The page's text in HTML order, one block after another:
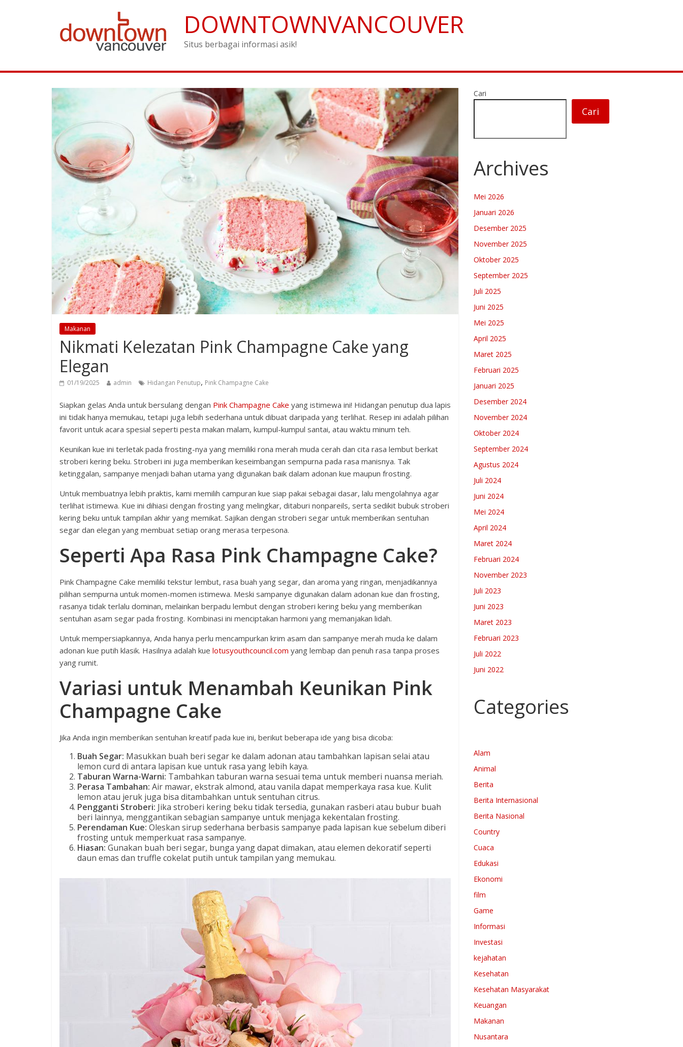
DOWNTOWNVANCOUVER
Situs berbagai informasi asik!
Makanan
Nikmati Kelezatan Pink Champagne Cake yang
Elegan
01/19/2025 admin Hidangan Penutup, Pink Champagne Cake
Siapkan gelas Anda untuk bersulang dengan Pink Champagne Cake yang istimewa ini! Hidangan penutup dua lapis
ini tidak hanya memukau, tetapi juga lebih sederhana untuk dibuat daripada yang terlihat. Resep ini adalah pilihan
favorit untuk acara spesial seperti pesta makan malam, kumpul-kumpul santai, atau waktu minum teh.
Keunikan kue ini terletak pada frosting-nya yang memiliki rona merah muda cerah dan cita rasa lembut berkat
stroberi kering beku. Stroberi ini juga memberikan keseimbangan sempurna pada rasa manisnya. Tak
ketinggalan, sampanye menjadi bahan utama yang digunakan baik dalam adonan kue maupun frosting.
Untuk membuatnya lebih praktis, kami memilih campuran kue siap pakai sebagai dasar, lalu mengolahnya agar
terlihat istimewa. Kue ini dihiasi dengan frosting yang melingkar, ditaburi nonpareils, serta sedikit bubuk stroberi
kering beku untuk tampilan akhir yang memikat. Sajikan dengan stroberi segar untuk memberikan sentuhan
segar dan elegan yang membuat setiap orang merasa terpesona.
Seperti Apa Rasa Pink Champagne Cake?
Pink Champagne Cake memiliki tekstur lembut, rasa buah yang segar, dan aroma yang ringan, menjadikannya
pilihan sempurna untuk momen-momen istimewa. Meski sampanye digunakan dalam adonan kue dan frosting,
rasanya tidak terlalu dominan, melainkan berpadu lembut dengan stroberi kering beku yang memberikan
sentuhan asam segar pada frosting. Kombinasi ini menciptakan harmoni yang memanjakan lidah.
Untuk mempersiapkannya, Anda hanya perlu mencampurkan krim asam dan sampanye merah muda ke dalam
adonan kue putih klasik. Hasilnya adalah kue lotusyouthcouncil.com yang lembap dan penuh rasa tanpa proses
yang rumit.
Variasi untuk Menambah Keunikan Pink
Champagne Cake
Jika Anda ingin memberikan sentuhan kreatif pada kue ini, berikut beberapa ide yang bisa dicoba:
Buah Segar: Masukkan buah beri segar ke dalam adonan atau tambahkan lapisan selai atau
lemon curd di antara lapisan kue untuk rasa yang lebih kaya.
Taburan Warna-Warni: Tambahkan taburan warna sesuai tema untuk memberi nuansa meriah.
Perasa Tambahan: Air mawar, ekstrak almond, atau vanila dapat memperkaya rasa kue. Kulit
lemon atau jeruk juga bisa ditambahkan untuk sentuhan citrus.
Pengganti Stroberi: Jika stroberi kering beku tidak tersedia, gunakan rasberi atau bubur buah
beri lainnya, menggantikan sebagian sampanye untuk menjaga kekentalan frosting.
Perendaman Kue: Oleskan sirup sederhana berbasis sampanye pada lapisan kue sebelum diberi
frosting untuk memperkuat rasa sampanye.
Hiasan: Gunakan buah beri segar, bunga yang dapat dimakan, atau elemen dekoratif seperti
daun emas dan truffle cokelat putih untuk tampilan yang memukau.
Cari
Cari
Archives
Mei 2026
Januari 2026
Desember 2025
November 2025
Oktober 2025
September 2025
Juli 2025
Juni 2025
Mei 2025
April 2025
Maret 2025
Februari 2025
Januari 2025
Desember 2024
November 2024
Oktober 2024
September 2024
Agustus 2024
Juli 2024
Juni 2024
Mei 2024
April 2024
Maret 2024
Februari 2024
November 2023
Juli 2023
Juni 2023
Maret 2023
Februari 2023
Juli 2022
Juni 2022
Categories
Alam
Animal
Berita
Berita Internasional
Berita Nasional
Country
Cuaca
Edukasi
Ekonomi
film
Game
Informasi
Investasi
kejahatan
Kesehatan
Kesehatan Masyarakat
Keuangan
Makanan
Nusantara